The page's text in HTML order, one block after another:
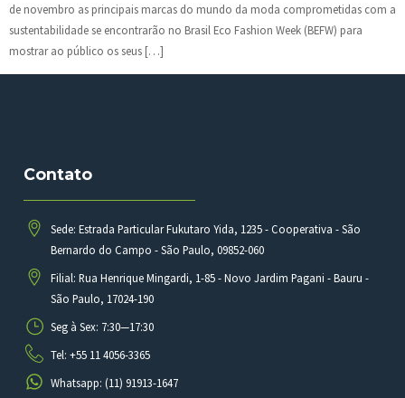
de novembro as principais marcas do mundo da moda comprometidas com a
sustentabilidade se encontrarão no Brasil Eco Fashion Week (BEFW) para
mostrar ao público os seus […]
Contato
Sede: Estrada Particular Fukutaro Yida, 1235 - Cooperativa - São
Bernardo do Campo - São Paulo, 09852-060
Filial: Rua Henrique Mingardi, 1-85 - Novo Jardim Pagani - Bauru -
São Paulo, 17024-190
Seg à Sex: 7:30—17:30
Tel: +55 11 4056-3365
Whatsapp: (11) 91913-1647